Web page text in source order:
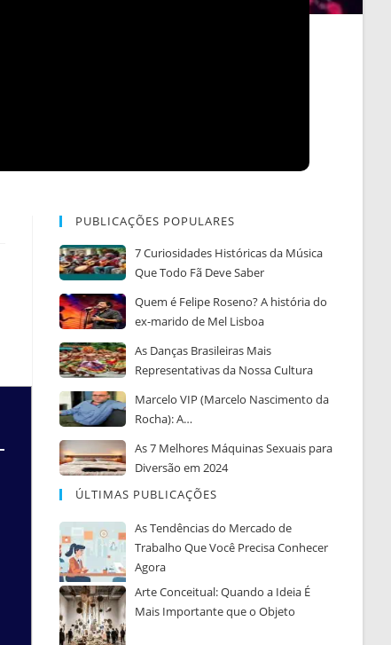
PUBLICAÇÕES POPULARES
7 Curiosidades Históricas da Música
Que Todo Fã Deve Saber
Quem é Felipe Roseno? A história do
ex-marido de Mel Lisboa
As Danças Brasileiras Mais
Representativas da Nossa Cultura
Marcelo VIP (Marcelo Nascimento da
Rocha): A…
As 7 Melhores Máquinas Sexuais para
Diversão em 2024
ÚLTIMAS PUBLICAÇÕES
As Tendências do Mercado de
Trabalho Que Você Precisa Conhecer
Agora
Arte Conceitual: Quando a Ideia É
Mais Importante que o Objeto